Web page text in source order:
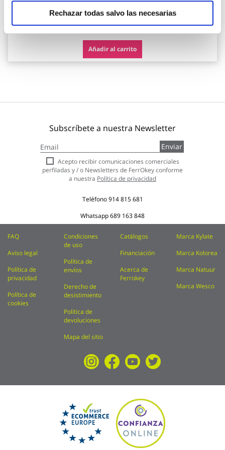
Rechazar todas salvo las necesarias
117,90 €
Añadir al carrito
Subscríbete a nuestra Newsletter
a
nuestro
boletín
de
Enviar
Acepto recibir comunicaciones comerciales
perfiladas y / o Newsletters de FerrOkey conforme
a nuestra Política de privacidad
Teléfono914 815 681
Whatsapp689 163 848
FAQ
Aviso legal
Política de
privacidad
Política de
cookies
Condiciones
de uso
Política de
envíos
Derecho de
desistimiento
Política de
devoluciones
Mapa del sitio
Catálogos
Financiación
Acerca de
Ferrokey
Marca Kylate
Marca Kolorea
Marca Natuur
Marca Wesco